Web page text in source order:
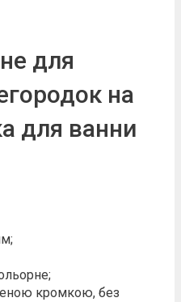
для
на
для ванни
кромкою, без